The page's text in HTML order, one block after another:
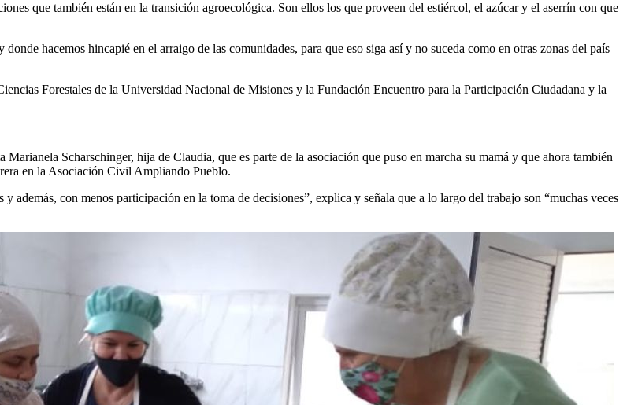
que también están en la transición agroecológica. Son ellos los que proveen del estiércol, el azúcar y el aserrín con que
hacemos hincapié en el arraigo de las comunidades, para que eso siga así y no suceda como en otras zonas del país
Forestales de la Universidad Nacional de Misiones y la Fundación Encuentro para la Participación Ciudadana y la
Scharschinger, hija de Claudia, que es parte de la asociación que puso en marcha su mamá y que ahora también
en la Asociación Civil Ampliando Pueblo.
además, con menos participación en la toma de decisiones”, explica y señala que a lo largo del trabajo son “muchas veces